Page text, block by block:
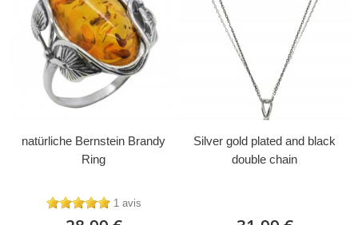
natürliche Bernstein Brandy
Ring
1 avis
Silver gold plated and black
double chain